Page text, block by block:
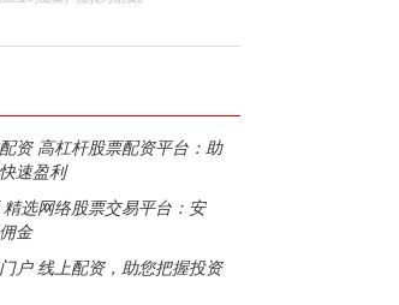
资 高杠杆股票配资平台：助
速盈利
选网络股票交易平台：安
金
户 线上配资，助您把握投资